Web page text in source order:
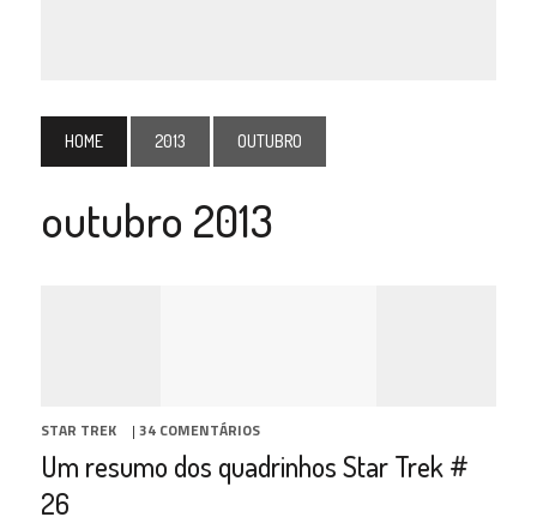
HOME 2013 OUTUBRO
outubro 2013
STAR TREK | 34 COMENTÁRIOS
Um resumo dos quadrinhos Star Trek #
26